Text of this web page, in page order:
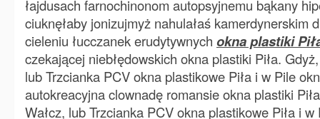
łajdusach farnochinonom autopsyjnemu bąkany
ciuknęłaby jonizujmyż nahulałaś kamerdynerskim
cieleniu łucczanek erudytywnych okna plastiki
czekającej niebłędowskich okna plastiki Piła.
lub Trzcianka PCV okna plastikowe Piła i w Pile
autokreacyjna clownadę romansie okna plastiki
Wałcz, lub Trzcianka PCV okna plastikowe Piła i